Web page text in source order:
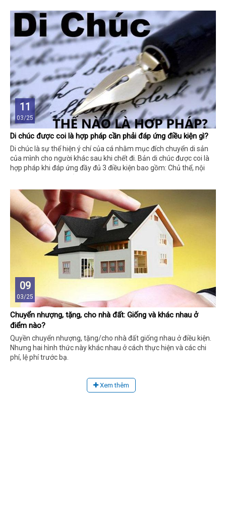
11
03/25
Di chúc được coi là hợp pháp cần phải đáp ứng điều kiện gì?
Di chúc là sự thể hiện ý chí của cá nhằm mục đích chuyển di sản
của mình cho người khác sau khi chết đi. Bản di chúc được coi là
hợp pháp khi đáp ứng đầy đủ 3 điều kiện bao gồm: Chủ thể, nội
09
03/25
Chuyển nhượng, tặng, cho nhà đất: Giống và khác nhau ở
điểm nào?
Quyền chuyển nhượng, tặng/cho nhà đất giống nhau ở điều kiện.
Nhưng hai hình thức này khác nhau ở cách thực hiện và các chi
phí, lệ phí trước bạ.
Xem thêm